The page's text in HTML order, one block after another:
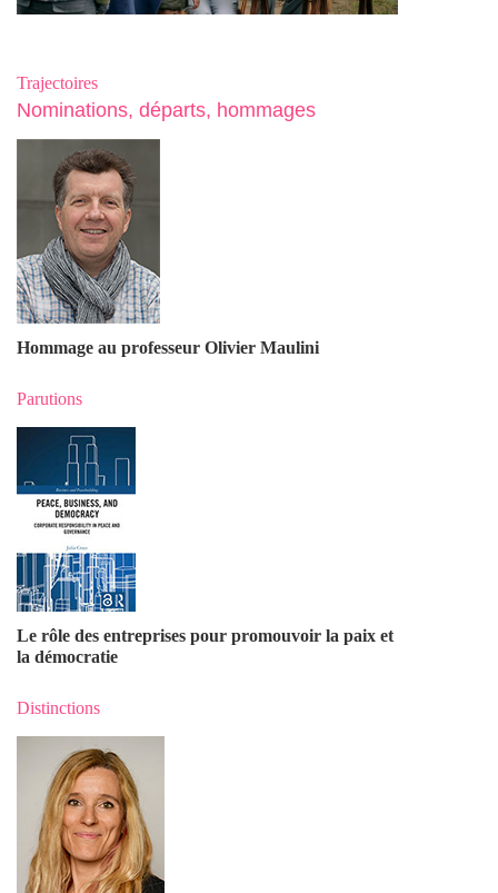
Trajectoires
Nominations, départs, hommages
Hommage au professeur Olivier Maulini
Parutions
Le rôle des entreprises pour promouvoir la paix et
la démocratie
Distinctions